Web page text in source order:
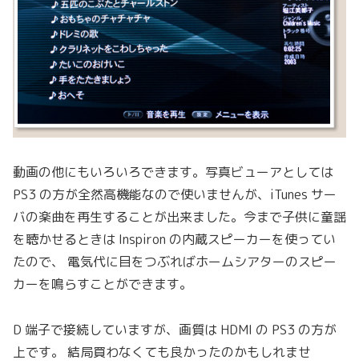
動画の他にもいろいろできます。写真ビューアとしては
PS3 の方が全然高機能なので使いませんが、iTunes サー
バの楽曲を再生することが出来ました。今まで子供に童謡
を聴かせるときは Inspiron の内蔵スピーカーを使ってい
たので、 電気代に目をつぶればホームシアターのスピー
カーを鳴らすことができます。
D 端子で接続していますが、画質は HDMI の PS3 の方が
上です。 結局買わなくても良かったのかもしれませ